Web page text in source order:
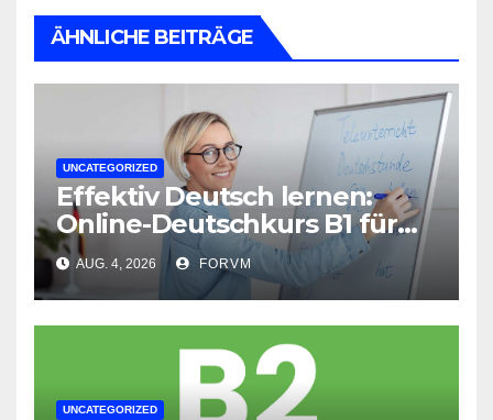
ÄHNLICHE BEITRÄGE
UNCATEGORIZED
Effektiv Deutsch lernen:
Online-Deutschkurs B1 für
flexible Lernerfolge
AUG. 4, 2026 FORVM
UNCATEGORIZED